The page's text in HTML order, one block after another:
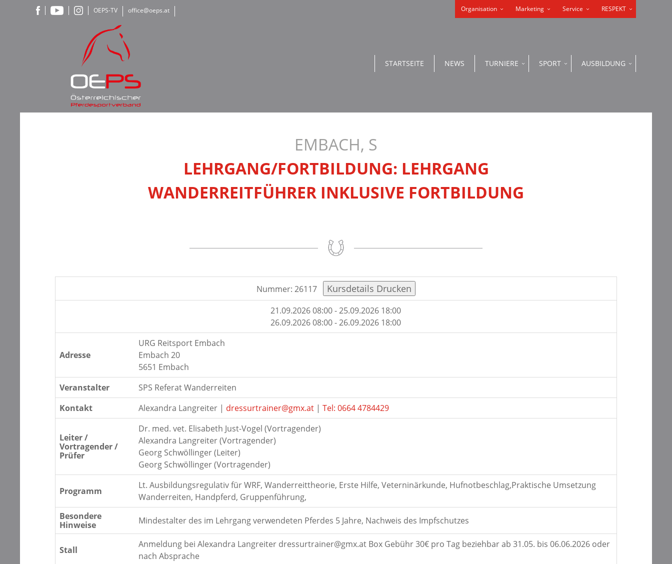
Organisation Marketing Service RESPEKT
STARTSEITE NEWS TURNIERE SPORT AUSBILDUNG
OEPS-TV office@oeps.at
EMBACH, S
LEHRGANG/FORTBILDUNG: LEHRGANG
WANDERREITFÜHRER INKLUSIVE FORTBILDUNG
Nummer: 26117
21.09.2026 08:00 - 25.09.2026 18:00
26.09.2026 08:00 - 26.09.2026 18:00
Adresse
URG Reitsport Embach
Embach 20
5651 Embach
Veranstalter
SPS Referat Wanderreiten
Kontakt
Alexandra Langreiter | dressurtrainer@gmx.at| Tel: 0664 4784429
Leiter /
Vortragender /
Prüfer
Dr. med. vet. Elisabeth Just-Vogel (Vortragender)
Alexandra Langreiter (Vortragender)
Georg Schwöllinger (Leiter)
Georg Schwöllinger (Vortragender)
Programm
Lt. Ausbildungsregulativ für WRF, Wanderreittheorie, Erste Hilfe, Veterninärkunde, Hufnotbeschlag,Praktische Umsetzung
Wanderreiten, Handpferd, Gruppenführung,
Besondere
Hinweise
Mindestalter des im Lehrgang verwendeten Pferdes 5 Jahre, Nachweis des Impfschutzes
Stall
Anmeldung bei Alexandra Langreiter dressurtrainer@gmx.at Box Gebühr 30€ pro Tag beziehbar ab 31.05. bis 06.06.2026 oder
nach Absprache